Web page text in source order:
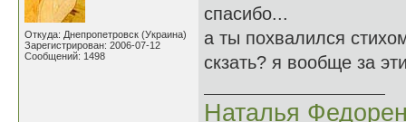
Откуда: Днепропетровск (Украина)
Зарегистрирован: 2006-07-12
Сообщений: 1498
спасибо...
а ты похвалился
скзать? я вообще за
Наталья